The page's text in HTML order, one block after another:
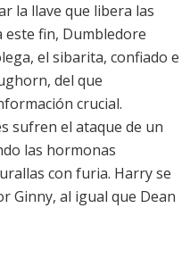
la llave que libera las
este fin, Dumbledore
el sibarita, confiado e
del que
crucial.
sufren el ataque de un
las hormonas
con furia. Harry se
Ginny, al igual que Dean